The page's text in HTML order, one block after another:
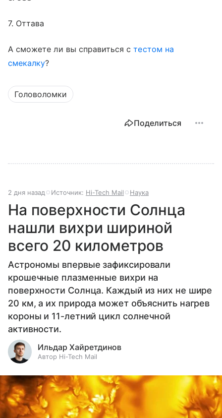
7. Оттава
А сможете ли вы справиться стестом на
смекалку?
Головоломки
Поделиться
2 дня назад Источник: Hi-Tech Mail Наука
На поверхности Солнца
нашли вихри шириной
всего 20 километров
Астрономы впервые зафиксировали
крошечные плазменные вихри на
поверхности Солнца. Каждый из них не шире
20 км, а их природа может объяснить нагрев
короны и 11-летний цикл солнечной
активности.
Ильдар Хайретдинов
Автор Hi-Tech Mail